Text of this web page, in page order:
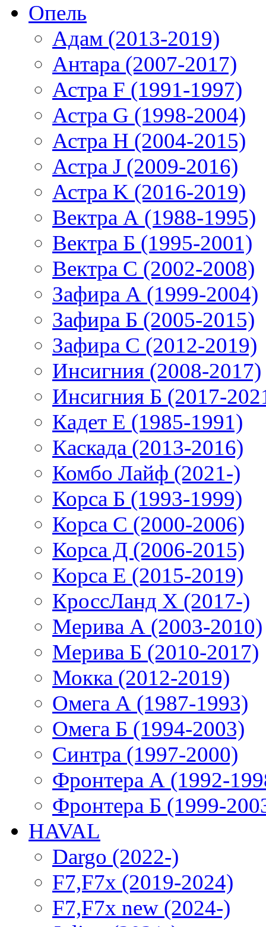
Опель
Адам (2013-2019)
Антара (2007-2017)
Астра F (1991-1997)
Астра G (1998-2004)
Астра H (2004-2015)
Астра J (2009-2016)
Астра K (2016-2019)
Вектра А (1988-1995)
Вектра Б (1995-2001)
Вектра С (2002-2008)
Зафира А (1999-2004)
Зафира Б (2005-2015)
Зафира С (2012-2019)
Инсигния (2008-2017)
Инсигния Б (2017-
Кадет Е (1985-1991)
Каскада (2013-2016)
Комбо Лайф (2021-)
Корса Б (1993-1999)
Корса С (2000-2006)
Корса Д (2006-2015)
Корса E (2015-2019)
КроссЛанд X (2017-)
Мерива А (2003-2010)
Мерива Б (2010-2017)
Мокка (2012-2019)
Омега А (1987-1993)
Омега Б (1994-2003)
Синтра (1997-2000)
Фронтера А (1992-
Фронтера Б (1999-
HAVAL
Dargo (2022-)
F7,F7x (2019-2024)
F7,F7x new (2024-)